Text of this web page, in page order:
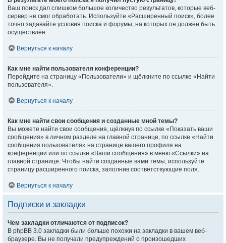
Ваш поиск дал слишком большое количество результатов, которые веб-
сервер не смог обработать. Используйте «Расширенный поиск», более
точно задавайте условия поиска и форумы, на которых он должен быть
осуществлён.
Вернуться к началу
Как мне найти пользователя конференции?
Перейдите на страницу «Пользователи» и щёлкните по ссылке «Найти
пользователя».
Вернуться к началу
Как мне найти свои сообщения и созданные мной темы?
Вы можете найти свои сообщения, щёлкнув по ссылке «Показать ваши
сообщения» в личном разделе на главной странице, по ссылке «Найти
сообщения пользователя» на странице вашего профиля на
конференции или по ссылке «Ваши сообщения» в меню «Ссылки» на
главной странице. Чтобы найти созданные вами темы, используйте
страницу расширенного поиска, заполнив соответствующие поля.
Вернуться к началу
Подписки и закладки
Чем закладки отличаются от подписок?
В phpBB 3.0 закладки были больше похожи на закладки в вашем веб-
браузере. Вы не получали предупреждений о произошедших